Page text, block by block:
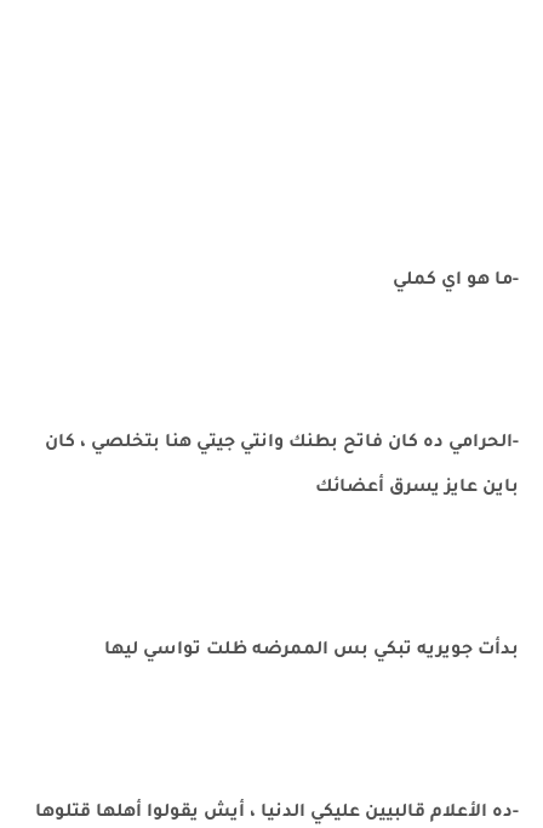
-ما هو اي كملي
-الحرامي ده كان فاتح بطنك وانتي جيتي هنا بتخلصي ، كان
باين عايز يسرق أعضائك
بدأت جويريه تبكي بس الممرضه ظلت تواسي ليها
-ده الأعلام قالبيين عليكي الدنيا ، أيش يقولوا أهلها قتلوها